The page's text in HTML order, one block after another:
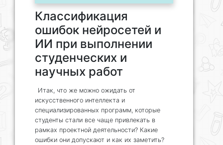
Классификация
ошибок нейросетей и
ИИ при выполнении
студенческих и
научных работ
Итак, что же можно ожидать от
искусственного интеллекта и
специализированных программ, которые
студенты стали все чаще привлекать в
рамках проектной деятельности? Какие
ошибки они допускают и как их заметить?